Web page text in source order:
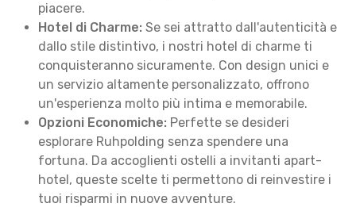
piacere.
Hotel di Charme: Se sei attratto dall'autenticità e
dallo stile distintivo, i nostri hotel di charme ti
conquisteranno sicuramente. Con design unici e
un servizio altamente personalizzato, offrono
un'esperienza molto più intima e memorabile.
Opzioni Economiche: Perfette se desideri
esplorare Ruhpolding senza spendere una
fortuna. Da accoglienti ostelli a invitanti apart-
hotel, queste scelte ti permettono di reinvestire i
tuoi risparmi in nuove avventure.